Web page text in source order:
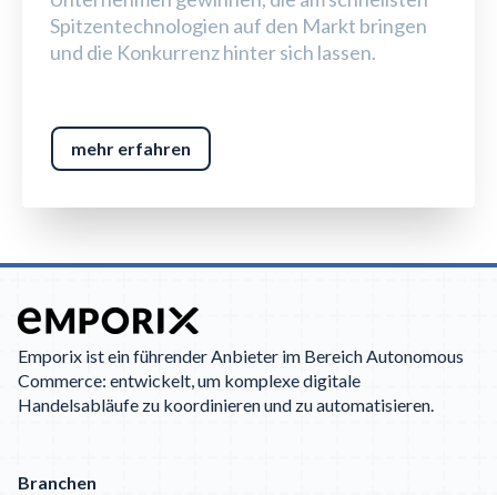
Spitzentechnologien auf den Markt bringen
und die Konkurrenz hinter sich lassen.
mehr erfahren
Emporix ist ein führender Anbieter im Bereich Autonomous
Commerce: entwickelt, um komplexe digitale
Handelsabläufe zu koordinieren und zu automatisieren.
Branchen